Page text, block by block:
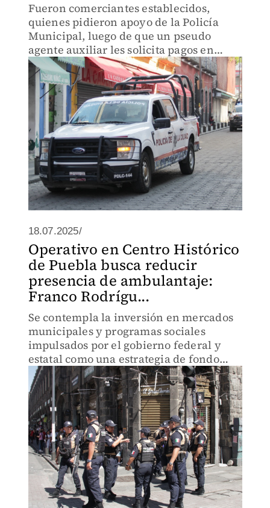
Fueron comerciantes establecidos,
quienes pidieron apoyo de la Policía
Municipal, luego de que un pseudo
agente auxiliar les solicita pagos en
efectivo para poder realizar sus labores
diarias.
18.07.2025/
Operativo en Centro Histórico
de Puebla busca reducir
presencia de ambulantaje:
Franco Rodrígu...
Se contempla la inversión en mercados
municipales y programas sociales
impulsados por el gobierno federal y
estatal como una estrategia de fondo
para reducir la informalidad.